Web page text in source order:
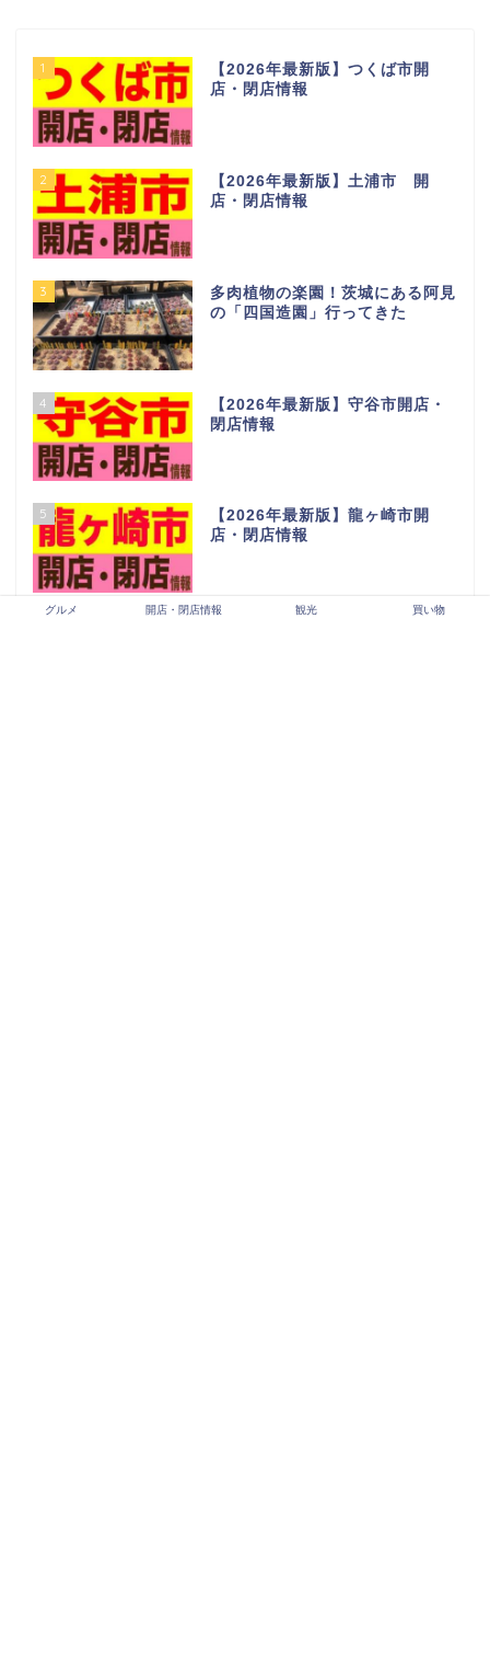
1
【2026年最新版】つくば市開
店・閉店情報
2
【2026年最新版】土浦市 開
店・閉店情報
3
多肉植物の楽園！茨城にある阿見
の「四国造園」行ってきた
4
【2026年最新版】守谷市開店・
閉店情報
5
【2026年最新版】龍ヶ崎市開
店・閉店情報
グルメ 開店・閉店情報 観光 買い物